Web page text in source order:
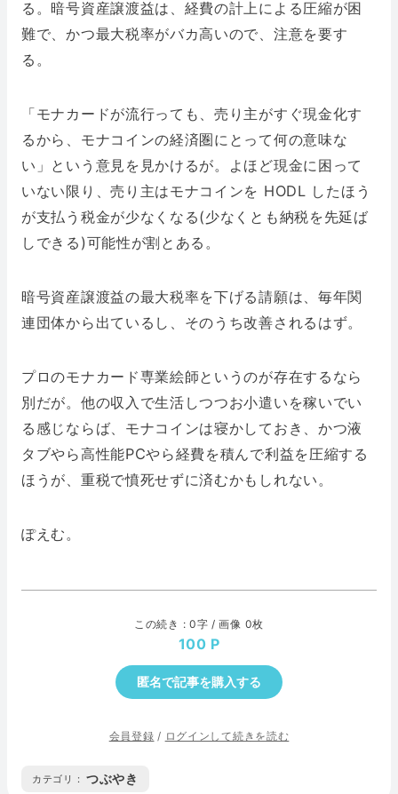
る。暗号資産譲渡益は、経費の計上による圧縮が困
難で、かつ最大税率がバカ高いので、注意を要す
る。
「モナカードが流行っても、売り主がすぐ現金化す
るから、モナコインの経済圏にとって何の意味な
い」という意見を見かけるが。よほど現金に困って
いない限り、売り主はモナコインを HODL したほう
が支払う税金が少なくなる(少なくとも納税を先延ば
しできる)可能性が割とある。
暗号資産譲渡益の最大税率を下げる請願は、毎年関
連団体から出ているし、そのうち改善されるはず。
プロのモナカード専業絵師というのが存在するなら
別だが。他の収入で生活しつつお小遣いを稼いでい
る感じならば、モナコインは寝かしておき、かつ液
タブやら高性能PCやら経費を積んで利益を圧縮する
ほうが、重税で憤死せずに済むかもしれない。
ぽえむ。
この続き : 0字 / 画像 0枚
100
匿名で記事を購入する
会員登録 / ログインして続きを読む
カテゴリ : つぶやき